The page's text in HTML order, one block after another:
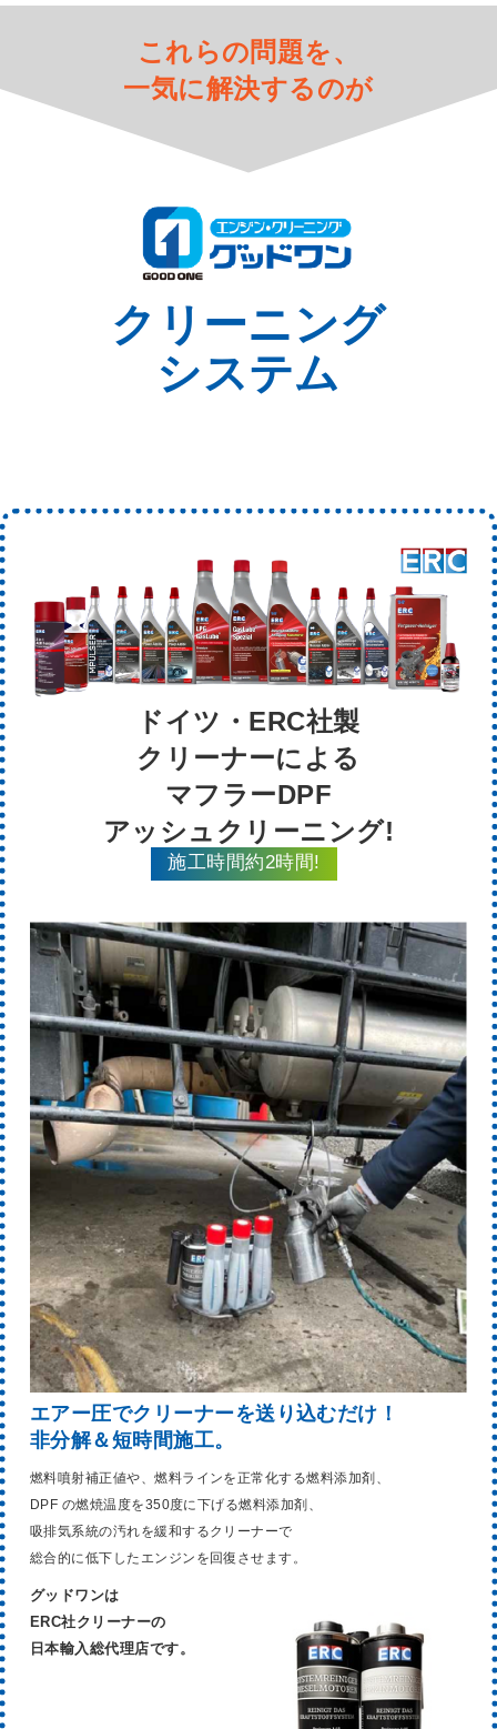
これらの問題を、
一気に解決するのが
クリーニング
システム
ドイツ・ERC社製
クリーナーによる
マフラーDPF
アッシュクリーニング!
施工時間約2時間!
エアー圧でクリーナーを送り込むだけ！
非分解＆短時間施工。
燃料噴射補正値や、燃料ラインを正常化する燃料添加剤、
DPF の燃焼温度を350度に下げる燃料添加剤、
吸排気系統の汚れを緩和するクリーナーで
総合的に低下したエンジンを回復させます。
グッドワンは
ERC社クリーナーの
日本輸入総代理店です。